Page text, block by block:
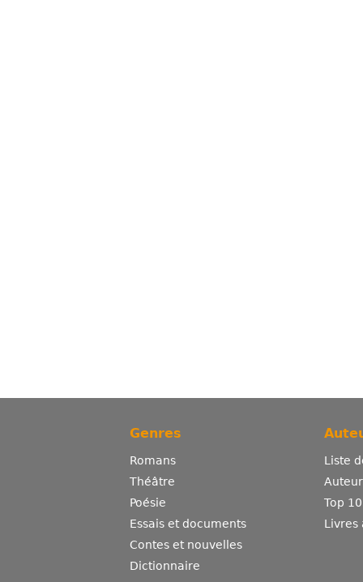
Genres
Romans
Théâtre
Poésie
Essais et documents
Contes et nouvelles
Dictionnaire
Liste
Top
Livres